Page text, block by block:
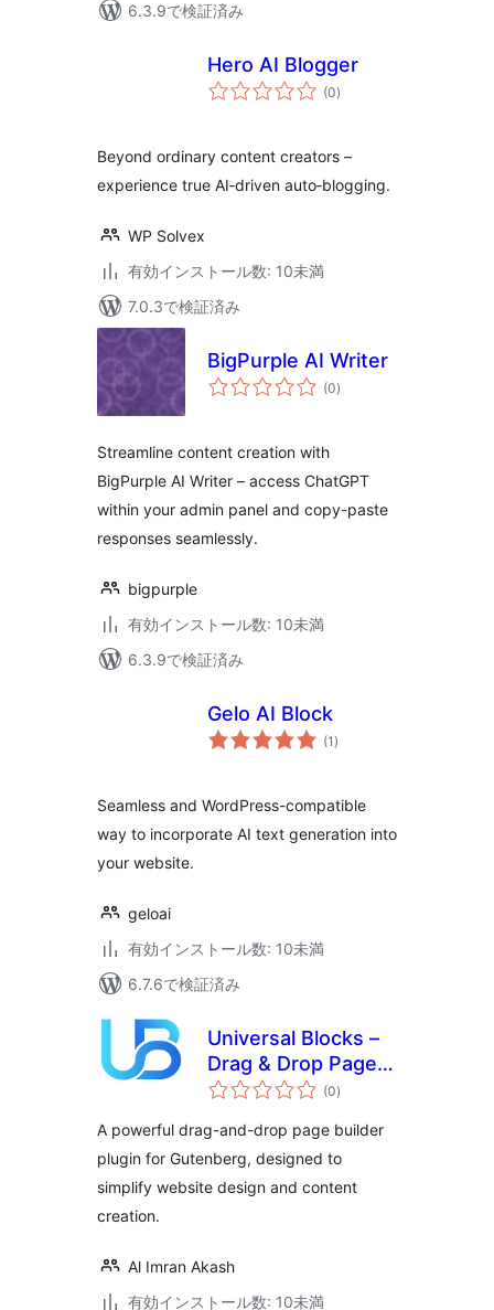
6.3.9で検証済み
Hero AI Blogger
(0個
の)
Beyond ordinary content creators –
experience true AI‑driven auto‑blogging.
WP Solvex
有効インストール数: 10未満
7.0.3で検証済み
BigPurple AI Writer
(0個
の)
Streamline content creation with
BigPurple AI Writer – access ChatGPT
within your admin panel and copy-paste
responses seamlessly.
bigpurple
有効インストール数: 10未満
6.3.9で検証済み
Gelo AI Block
(1 個
の)
Seamless and WordPress-compatible
way to incorporate AI text generation into
your website.
geloai
有効インストール数: 10未満
6.7.6で検証済み
Universal Blocks –
Drag & Drop Page
Builder Blocks and
Gutenberg Block
Editor
(0個
の
価
)
A powerful drag-and-drop page builder
plugin for Gutenberg, designed to
simplify website design and content
creation.
Al Imran Akash
有効インストール数: 10未満